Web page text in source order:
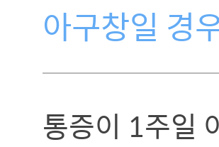
아구창일 경
통증이 1주일